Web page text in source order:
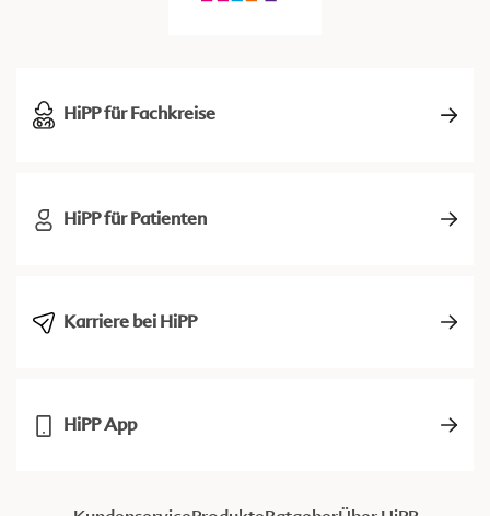
HiPP für Fachkreise
HiPP für Patienten
Karriere bei HiPP
HiPP App